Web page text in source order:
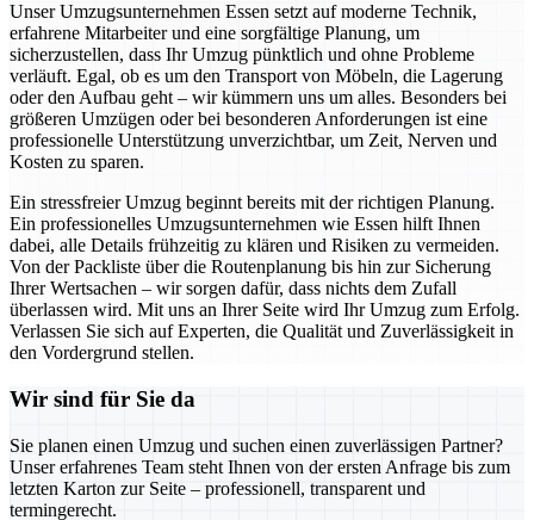
Unser Umzugsunternehmen Essen setzt auf moderne Technik,
erfahrene Mitarbeiter und eine sorgfältige Planung, um
sicherzustellen, dass Ihr Umzug pünktlich und ohne Probleme
verläuft. Egal, ob es um den Transport von Möbeln, die Lagerung
oder den Aufbau geht – wir kümmern uns um alles. Besonders bei
größeren Umzügen oder bei besonderen Anforderungen ist eine
professionelle Unterstützung unverzichtbar, um Zeit, Nerven und
Kosten zu sparen.
Ein stressfreier Umzug beginnt bereits mit der richtigen Planung.
Ein professionelles Umzugsunternehmen wie Essen hilft Ihnen
dabei, alle Details frühzeitig zu klären und Risiken zu vermeiden.
Von der Packliste über die Routenplanung bis hin zur Sicherung
Ihrer Wertsachen – wir sorgen dafür, dass nichts dem Zufall
überlassen wird. Mit uns an Ihrer Seite wird Ihr Umzug zum Erfolg.
Verlassen Sie sich auf Experten, die Qualität und Zuverlässigkeit in
den Vordergrund stellen.
Wir sind für Sie da
Sie planen einen Umzug und suchen einen zuverlässigen Partner?
Unser erfahrenes Team steht Ihnen von der ersten Anfrage bis zum
letzten Karton zur Seite – professionell, transparent und
termingerecht.